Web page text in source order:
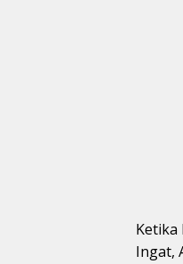
Ketika
Ingat,